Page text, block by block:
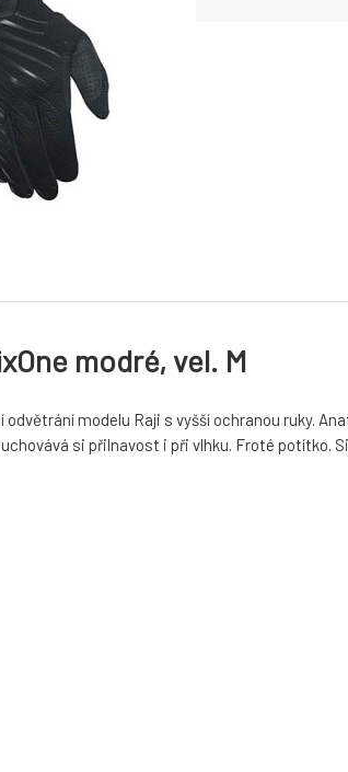
modré, vel. M
odvětrání modelu Raji s vyšší ochranou ruky.
si přilnavost i při vlhku. Froté